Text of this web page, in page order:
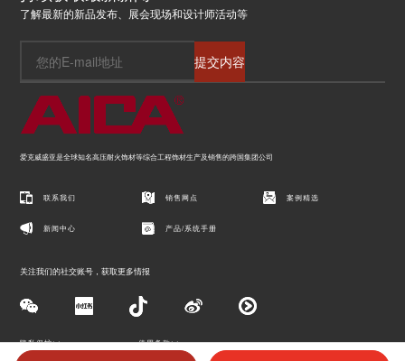
了解最新的新品发布、展会现场和设计师活动等
提交内容
爱克威盛亚是全球知名高压耐火饰材等综合工程饰材生产及销售的跨国集团公司
联系我们 销售网点 案例精选
新闻中心 产品/系统手册
关注我们的社交账号，获取更多情报
隐私保护>> 使用条款>>